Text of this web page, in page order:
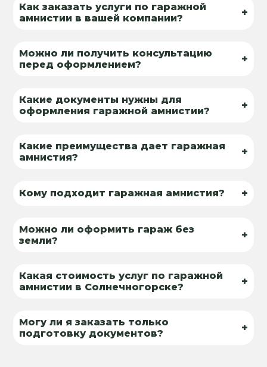
Как заказать услуги по гаражной
амнистии в вашей компании?
+
Можно ли получить консультацию
перед оформлением?
+
Какие документы нужны для
оформления гаражной амнистии?
+
Какие преимущества дает гаражная
амнистия?
+
Кому подходит гаражная амнистия? +
Можно ли оформить гараж без
земли?
+
Какая стоимость услуг по гаражной
амнистии в Солнечногорске?
+
Могу ли я заказать только
подготовку документов?
+